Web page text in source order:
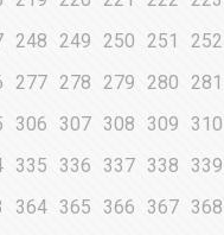
248 249 250 251 252
277 278 279 280 281
306 307 308 309 310
335 336 337 338 339
364 365 366 367 368